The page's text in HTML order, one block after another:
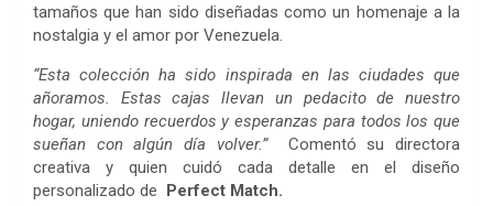
tamaños que han sido diseñadas como un homenaje a la
nostalgia y el amor por Venezuela.
“Esta colección ha sido inspirada en las ciudades que
añoramos. Estas cajas llevan un pedacito de nuestro
hogar, uniendo recuerdos y esperanzas para todos los que
sueñan con algún día volver.” Comentó su directora
creativa y quien cuidó cada detalle en el diseño
personalizado de Perfect Match.